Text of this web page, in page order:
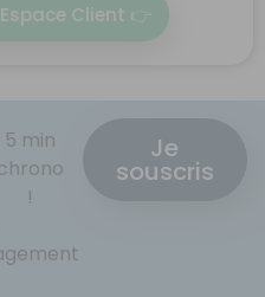
Client 👉
5 min
!
Je
souscris